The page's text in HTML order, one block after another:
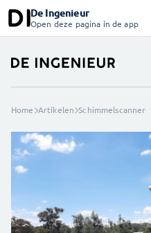
De Ingenieur
Open deze pagina in de app
Home Artikelen Schimmelscanner